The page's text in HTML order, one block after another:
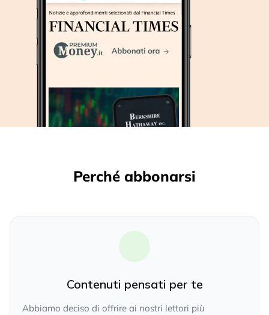
Perché abbonarsi
Contenuti pensati per te
Abbiamo deciso di offrire ai nostri lettori più